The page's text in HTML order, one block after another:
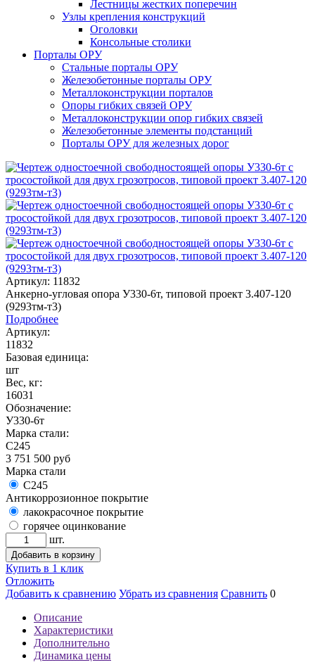
Лестницы жестких поперечин
Узлы крепления конструкций
Оголовки
Консольные столики
Порталы ОРУ
Стальные порталы ОРУ
Железобетонные порталы ОРУ
Металлоконструкции порталов
Опоры гибких связей ОРУ
Металлоконструкции опор гибких связей
Железобетонные элементы подстанций
Порталы ОРУ для железных дорог
Артикул: 11832
Анкерно-угловая опора У330-6т, типовой проект 3.407-120
(9293тм-т3)
Подробнее
Артикул:
11832
Базовая единица:
шт
Вес, кг:
16031
Обозначение:
У330-6т
Марка стали:
С245
3 751 500 руб
Марка стали
С245
Антикоррозионное покрытие
лакокрасочное покрытие
горячее оцинкование
шт.
Добавить в корзину
Купить в 1 клик
Отложить
Добавить к сравнению Убрать из сравнения Сравнить 0
Описание
Характеристики
Дополнительно
Динамика цены